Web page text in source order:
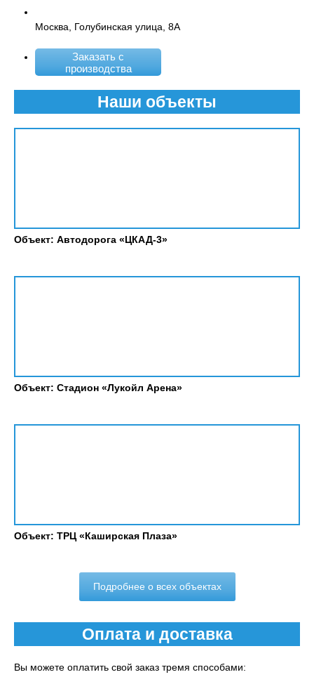
Москва, Голубинская улица, 8А
Заказать с
производства
Наши объекты
Объект: Автодорога «ЦКАД-3»
Объект: Стадион «Лукойл Арена»
Объект: ТРЦ «Каширская Плаза»
Подробнее о всех объектах
Оплата и доставка
Вы можете оплатить свой заказ тремя способами: